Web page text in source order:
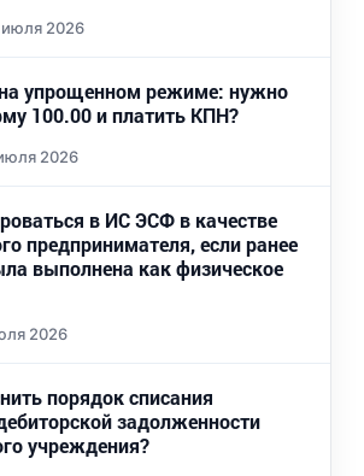
2026
упрощенном режиме: нужно
100.00 и платить КПН?
2026
в ИС ЭСФ в качестве
предпринимателя, если ранее
выполнена как физическое
2026
порядок списания
задолженности
учреждения?